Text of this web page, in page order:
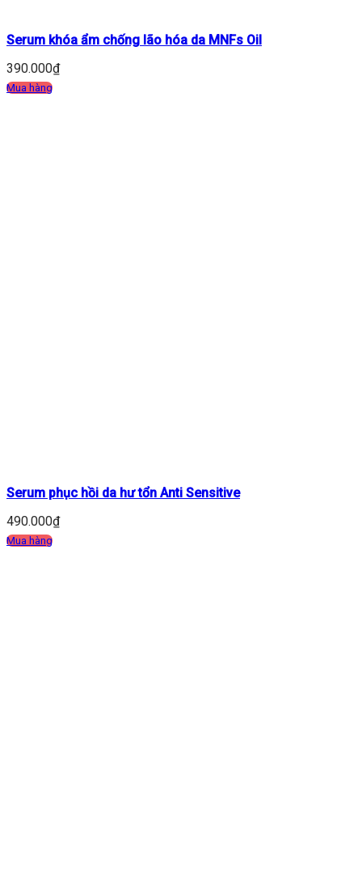
Serum khóa ẩm chống lão hóa da MNFs Oil
390.000₫
Mua hàng
Serum phục hồi da hư tổn Anti Sensitive
490.000₫
Mua hàng